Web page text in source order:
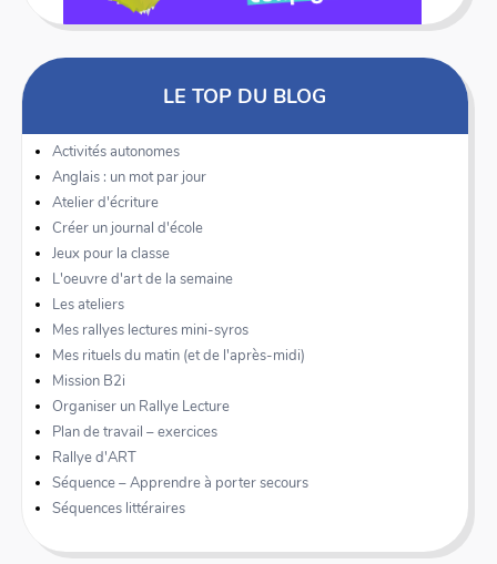
LE TOP DU BLOG
Activités autonomes
Anglais : un mot par jour
Atelier d'écriture
Créer un journal d'école
Jeux pour la classe
L'oeuvre d'art de la semaine
Les ateliers
Mes rallyes lectures mini-syros
Mes rituels du matin (et de l'après-midi)
Mission B2i
Organiser un Rallye Lecture
Plan de travail – exercices
Rallye d'ART
Séquence – Apprendre à porter secours
Séquences littéraires